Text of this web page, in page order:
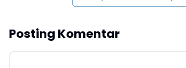
Posting Komentar